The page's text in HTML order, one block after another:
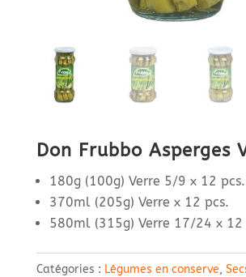
Don Frubbo Asperges
180g (100g) Verre 5/9 x 12 pcs.
370ml (205g) Verre x 12 pcs.
580ml (315g) Verre 17/24 x 12
Catégories : Légumes en conserve,